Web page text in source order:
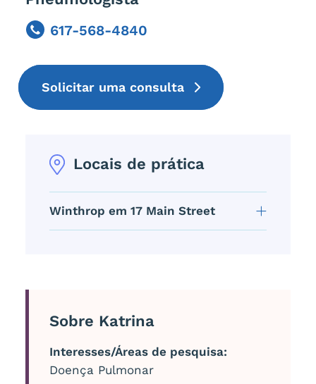
617-568-4840
Phone
Solicitar uma consulta
Locais de prática
Winthrop em 17 Main Street
Sobre Katrina
Interesses/Áreas de pesquisa:
Doença Pulmonar